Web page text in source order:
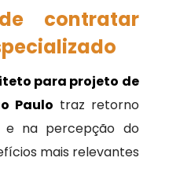
contratar
para projeto de
Paulo traz retorno
e na percepção do
mais relevantes